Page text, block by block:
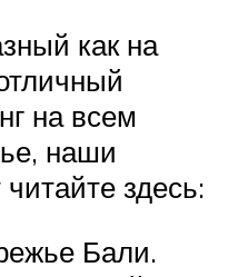
как на
на всем
наши
здесь:
Бали.